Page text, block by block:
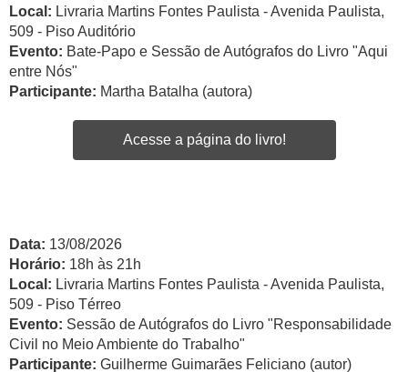
Local: Livraria Martins Fontes Paulista - Avenida Paulista,
509 - Piso Auditório
Evento: Bate-Papo e Sessão de Autógrafos do Livro "Aqui
entre Nós"
Participante: Martha Batalha (autora)
Acesse a página do livro!
Data: 13/08/2026
Horário: 18h às 21h
Local: Livraria Martins Fontes Paulista - Avenida Paulista,
509 - Piso Térreo
Evento: Sessão de Autógrafos do Livro "Responsabilidade
Civil no Meio Ambiente do Trabalho"
Participante: Guilherme Guimarães Feliciano (autor)